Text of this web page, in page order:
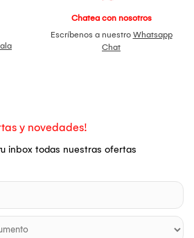
Chatea con nosotros
Escríbenos a nuestro Whatsapp
Chat
y novedades!
inbox todas nuestras ofertas